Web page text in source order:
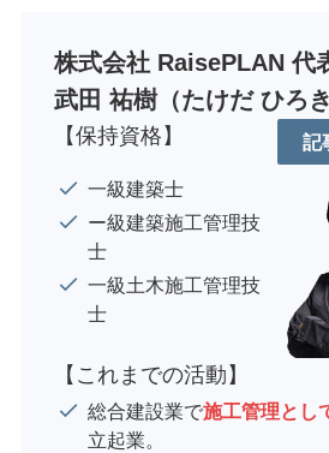
株式会社 RaisePLAN 代
武田 祐樹（たけだ ひろき
【保持資格】
一級建築士
ー級建築施工管理技
士
一級土木施工管理技
士
記
【これまでの活動】
総合建設業で施工管理とし
立起業。